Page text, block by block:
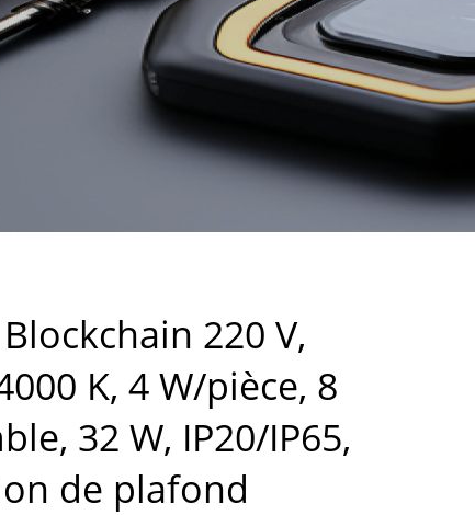
220 V,
K, 4 W/pièce, 8
32 W, IP20/IP65,
de plafond